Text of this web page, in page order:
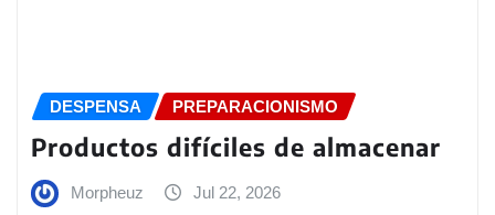
DESPENSA PREPARACIONISMO
Productos difíciles de almacenar
Morpheuz Jul 22, 2026